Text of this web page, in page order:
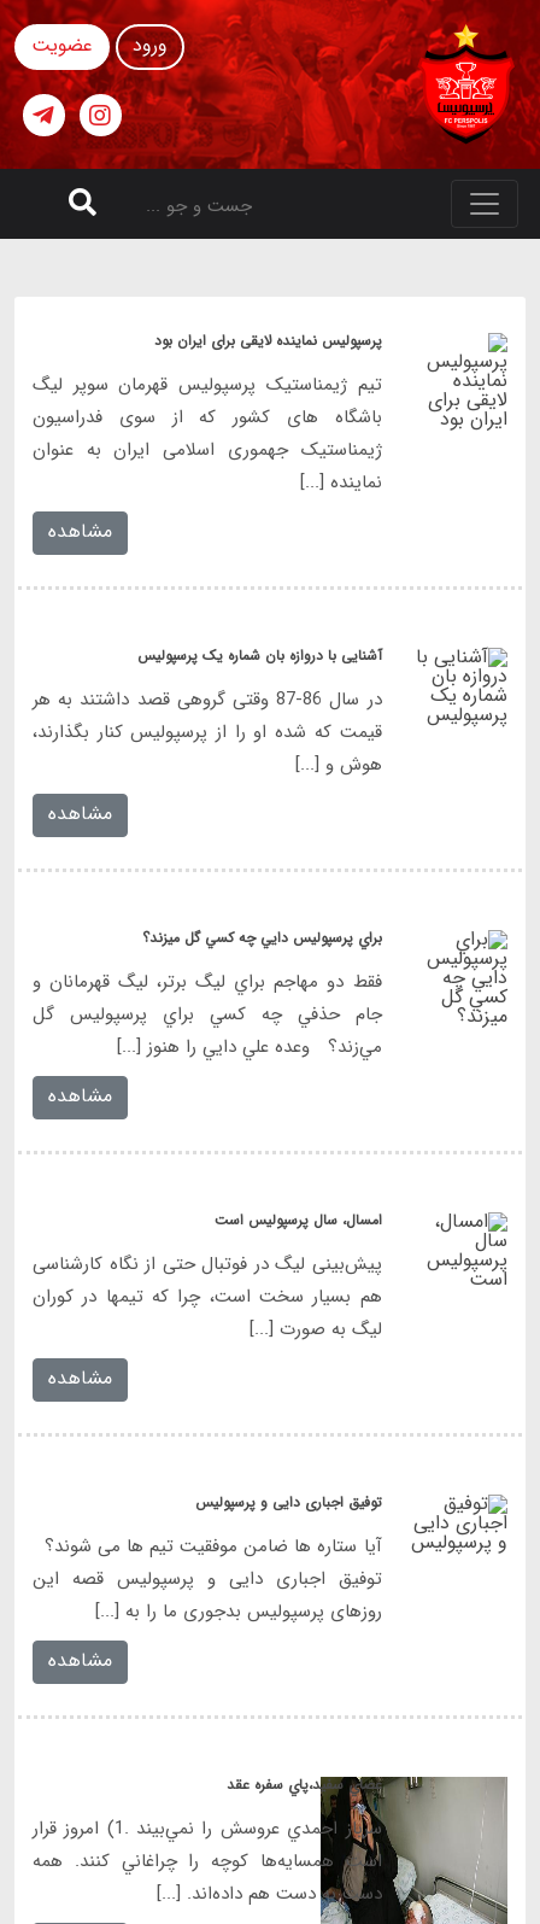
ورود عضویت
پرسپولیس نماینده لایقی برای ایران بود
تیم ژیمناستیک پرسپولیس قهرمان سوپر لیگ
باشگاه های کشور که از سوی فدراسیون
ژیمناستیک جهموری اسلامی ایران به عنوان
نماینده [...]
مشاهده
آشنایی با دروازه بان شماره یک پرسپولیس
در سال 86-87 وقتی گروهی قصد داشتند به هر
قیمت که شده او را از پرسپولیس کنار بگذارند،
هوش و [...]
مشاهده
براي پرسپوليس دايي چه كسي گل ميزند؟
فقط دو مهاجم براي ليگ برتر، ليگ قهرمانان و
جام حذفي چه كسي براي پرسپوليس گل
مي‌زند؟ وعده علي دايي را هنوز [...]
مشاهده
امسال، سال پرسپولیس است
پیش‌بینی لیگ در فوتبال حتی از نگاه کارشناسی
هم بسیار سخت است، چرا که تیمها در کوران
لیگ به صورت [...]
مشاهده
توفیق اجباری دایی و پرسپولیس
آیا ستاره ها ضامن موفقیت تیم ها می شوند؟
توفیق اجباری دایی و پرسپولیس قصه این
روزهای پرسپولیس بدجوری ما را به [...]
مشاهده
عصاي سفيد،پاي سفره عقد
سرباز احمدي عروسش را نمي‌بيند .1) امروز قرار
است همسايه‌ها كوچه را چراغاني كنند. همه
دست به دست هم داده‌اند. [...]